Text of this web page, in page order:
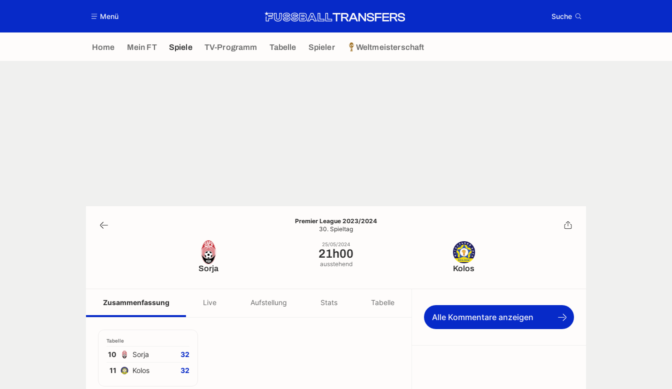
Menü Suche
Home Mein FT Spiele TV-Programm Tabelle Spieler Weltmeisterschaft
Premier League 2023/2024
30. Spieltag
Sorja
25/05/2024
21h00
ausstehend
Kolos
Zusammenfassung Live Aufstellung Stats Tabelle
Tabelle
10 Sorja
32
11
Kolos 32
Alle Kommentare anzeigen